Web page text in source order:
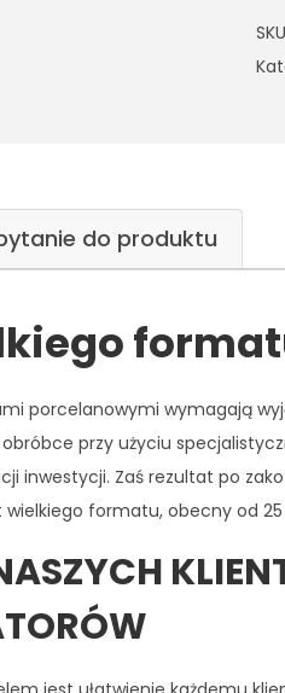
do produktu
porcelanowymi wymagają
przy użyciu
inwestycji. Zaś rezultat po
formatu, obecny od